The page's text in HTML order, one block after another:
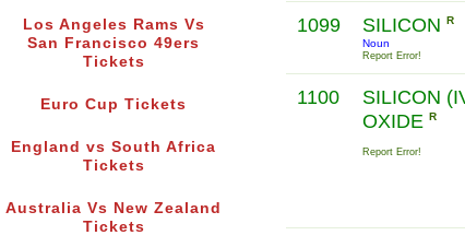
Los Angeles Rams Vs
San Francisco 49ers
Tickets
Euro Cup Tickets
England vs South Africa
Tickets
Australia Vs New Zealand
Tickets
1099 SILICON R
Noun
Report Error!
1100
SILICON
OXIDE R
Report Error!